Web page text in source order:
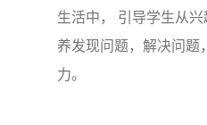
生活中， 引导学生从
养发现问题，解决问题
力。